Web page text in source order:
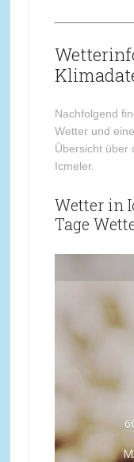
Nachfolgend
Wetter und
Übersicht über
Icmeler.
Wetter in
Tage